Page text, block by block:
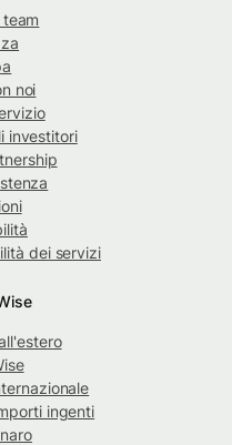
noi
investitori
dei servizi
ingenti